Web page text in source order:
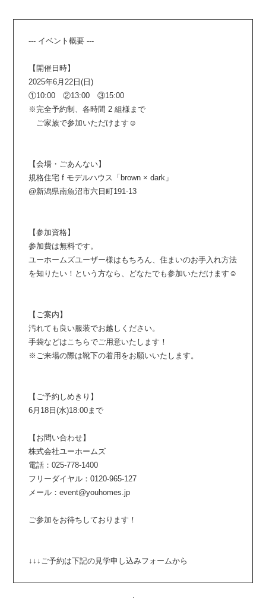
--- イベント概要 ---
【開催日時】
2025年6月22日(日)
①10:00 ②13:00 ③15:00
※完全予約制、各時間 2 組様まで
ご家族で参加いただけます☺︎
【会場・ごあんない】
規格住宅 f モデルハウス「brown × dark」
@新潟県南魚沼市六日町191-13
【参加資格】
参加費は無料です。
ユーホームズユーザー様はもちろん、住まいのお手入れ方法
を知りたい！という方なら、どなたでも参加いただけます☺︎
【ご案内】
汚れても良い服装でお越しください。
手袋などはこちらでご用意いたします！
※ご来場の際は靴下の着用をお願いいたします。
【ご予約しめきり】
6月18日(水)18:00まで
【お問い合わせ】
株式会社ユーホームズ
電話：025-778-1400
フリーダイヤル：0120-965-127
メール：event@youhomes.jp
ご参加をお待ちしております！
↓↓↓ご予約は下記の見学申し込みフォームから